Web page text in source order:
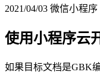
2021/04/03 微信小程序
使用小程序云
如果目标文档是GBK